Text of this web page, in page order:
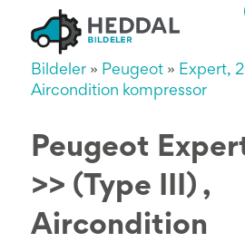
Bildeler » Peugeot » Expert,
Aircondition kompressor
Peugeot
>> (Type III) ,
Aircondition